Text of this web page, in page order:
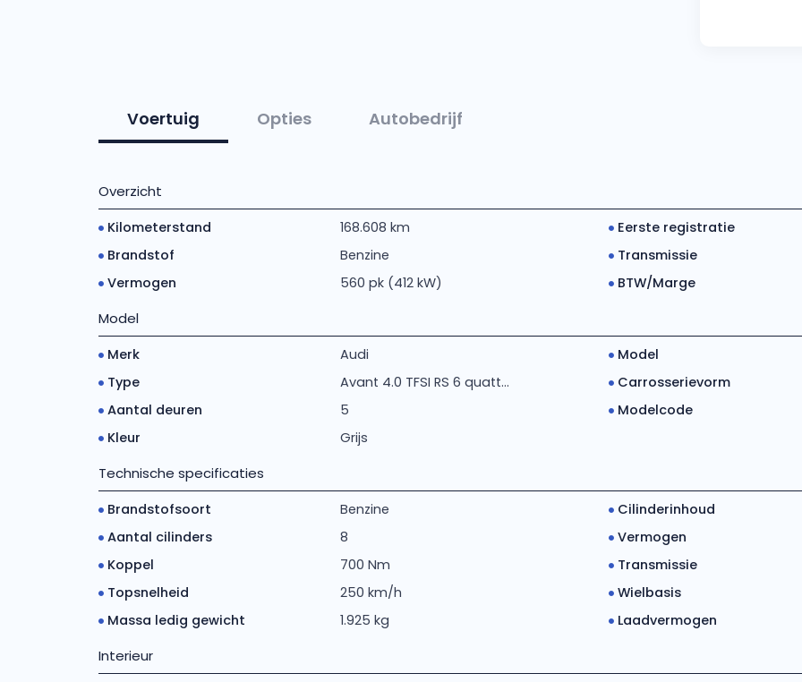
Voertuig Opties Autobedrijf
Overzicht
Kilometerstand 168.608 km Eerste registratie
Brandstof
Benzine Transmissie
Vermogen
560 pk (412 kW) BTW/Marge
Model
Merk Audi Model
Type
Avant 4.0 TFSI RS 6 quatt... Carrosserievorm
Aantal deuren
5 Modelcode
Kleur
Grijs
Technische specificaties
Brandstofsoort Benzine Cilinderinhoud
Aantal cilinders
8 Vermogen
Koppel
700 Nm Transmissie
Topsnelheid
250 km/h Wielbasis
Massa ledig gewicht
1.925 kg Laadvermogen
Interieur